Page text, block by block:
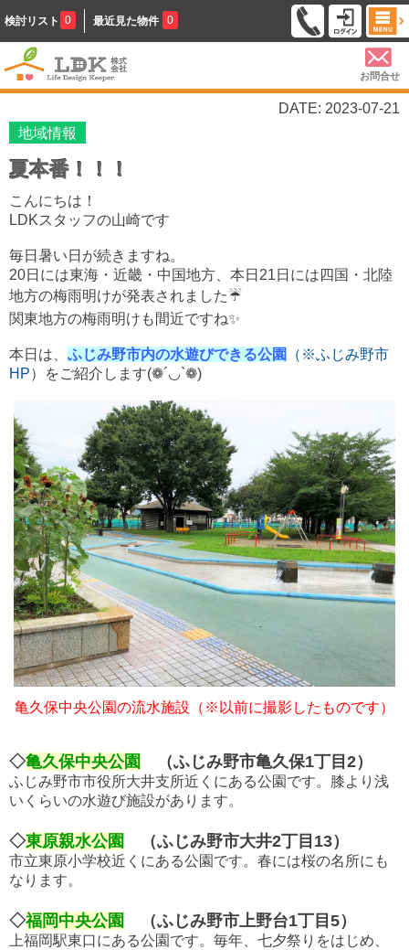
検討リスト 0 最近見た物件 0
お問合せ
DATE: 2023-07-21
地域情報
夏本番！！！
こんにちは！
LDKスタッフの山崎です
毎日暑い日が続きますね。
20日には東海・近畿・中国地方、本日21日には四国・北陸
地方の梅雨明けが発表されました☔
関東地方の梅雨明けも間近ですね✨
本日は、 ふじみ野市内の水遊びできる公園
（※ふじみ野市
HP）をご紹介します(❁´◡`❁)
亀久保中央公園の流水施設（※以前に撮影したものです）
◇亀久保中央公園 （ふじみ野市亀久保1丁目2）
ふじみ野市市役所大井支所近くにある公園です。膝より浅
いくらいの水遊び施設があります。
◇東原親水公園 （ふじみ野市大井2丁目13）
市立東原小学校近くにある公園です。春には桜の名所にも
なります。
◇福岡中央公園 （ふじみ野市上野台1丁目5）
上福岡駅東口にある公園です。毎年、七夕祭りをはじめ、